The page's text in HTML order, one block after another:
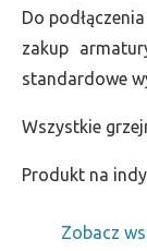
Do
zakup
standardowe
Wszystkie
Produkt na
Zobacz